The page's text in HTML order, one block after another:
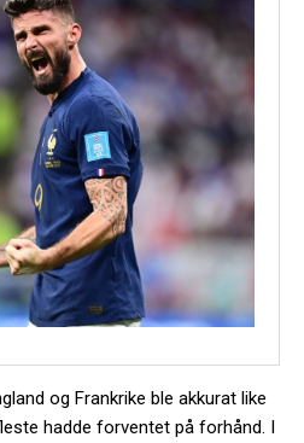
og Frankrike ble akkurat like
hadde forventet på forhånd. I